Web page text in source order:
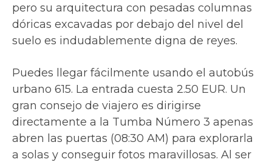
pero su arquitectura con pesadas columnas
dóricas excavadas por debajo del nivel del
suelo es indudablemente digna de reyes.
Puedes llegar fácilmente usando el autobús
urbano 615. La entrada cuesta 2.50 EUR. Un
gran consejo de viajero es dirigirse
directamente a la Tumba Número 3 apenas
abren las puertas (08:30 AM) para explorarla
a solas y conseguir fotos maravillosas. Al ser